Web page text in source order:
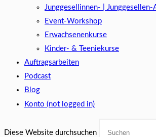
Junggesellinnen- | Junggesellen-
Event-Workshop
Erwachsenenkurse
Kinder- & Teeniekurse
Auftragsarbeiten
Podcast
Blog
Konto (not logged in)
Diese Website durchsuchen